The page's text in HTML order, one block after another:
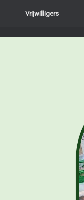
Vrijwilligers